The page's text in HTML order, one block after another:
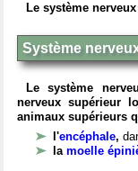
Le système
Système
Le système
nerveux supérieur
animaux supérieurs
l'encéphale,
la moelle